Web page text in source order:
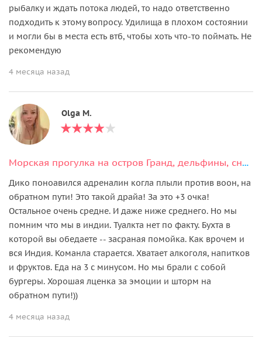
рыбалку и ждать потока людей, то надо ответственно
подходить к этому вопросу. Удилища в плохом состоянии
и могли бы в места есть втб, чтобы хоть что-то поймать. Не
рекомендую
4 месяца назад
Olga M.
Морская прогулка на остров Гранд, дельфины, снорклинг. Барбекю + рыбалка
Дико поноавился адреналин когла плыли против воон, на
обратном пути! Это такой драйа! За это +3 очка!
Остальное очень средне. И даже ниже среднего. Но мы
помним что мы в индии. Туалкта нет по факту. Бухта в
которой вы обедаете -- засраная помойка. Как врочем и
вся Индия. Команла старается. Хватает алкоголя, напитков
и фруктов. Еда на 3 с минусом. Но мы брали с собой
бургеры. Хорошая лценка за эмоции и шторм на
обратном пути!))
4 месяца назад